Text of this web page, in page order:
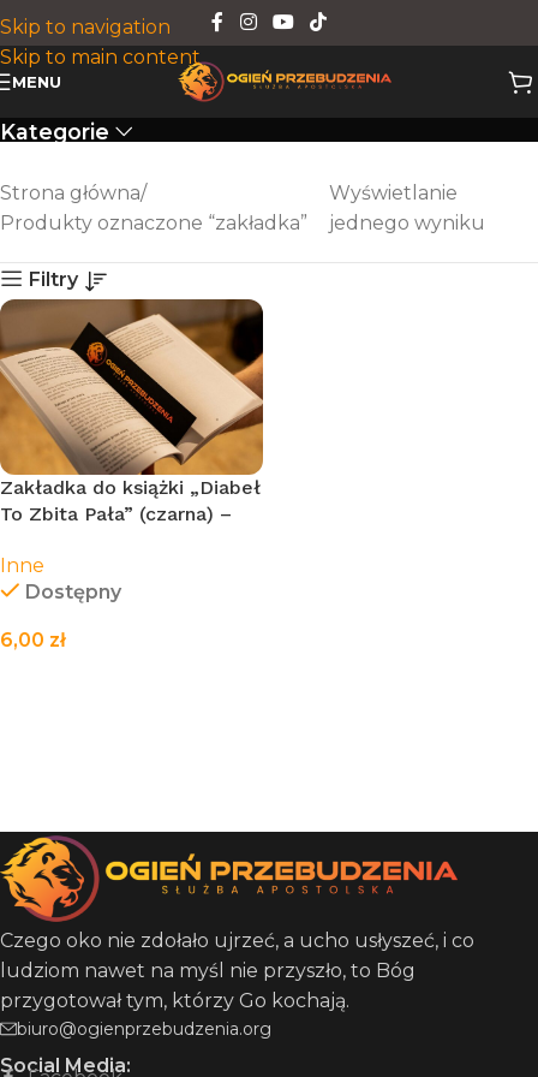
Skip to navigation
Skip to main content
MENU
zakładka
Kategorie
Strona główna
Produkty oznaczone “zakładka”
Wyświetlanie
jednego wyniku
Filtry
Zakładka do książki „Diabeł
To Zbita Pała” (czarna) –
Inne
Dostępny
6,00 zł
Czego oko nie zdołało ujrzeć, a ucho usłyszeć, i co
ludziom nawet na myśl nie przyszło, to Bóg
przygotował tym, którzy Go kochają.
biuro@ogienprzebudzenia.org
Social Media: